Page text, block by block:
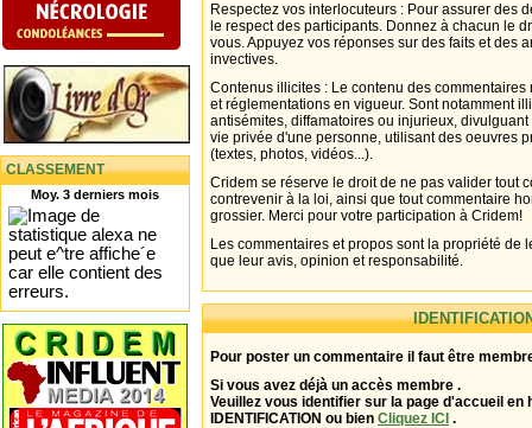
CLASSEMENT
Moy. 3 derniers mois
Respectez vos interlocuteurs : Pour assurer des
le respect des participants. Donnez à chacun le
vous. Appuyez vos réponses sur des faits et des
invectives.
Contenus illicites : Le contenu des
et réglementations en vigueur. Sont notamment
antisémites, diffamatoires ou injurieux,
vie privée d'une personne, utilisant des oeuvres
(textes, photos, vidéos...).
Cridem se réserve le droit de ne pas valider tout
contrevenir à la loi, ainsi que tout commentaire
grossier. Merci pour votre participation à Cridem!
Les commentaires et propos sont la propriété de
que leur avis, opinion et responsabilité.
Pour poster un commentaire il faut être
Si vous avez déjà un accès membre .
Veuillez vous identifier sur la page d'accueil en
IDENTIFICATION ou bien Cliquez ICI .